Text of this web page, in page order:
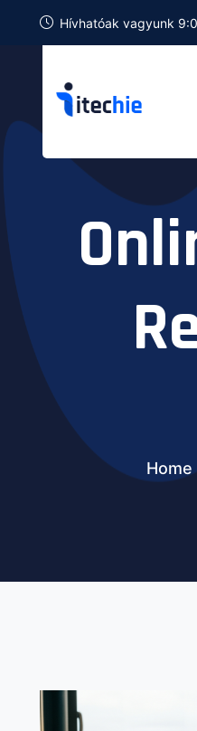
Hívhatóak vagyunk
Home